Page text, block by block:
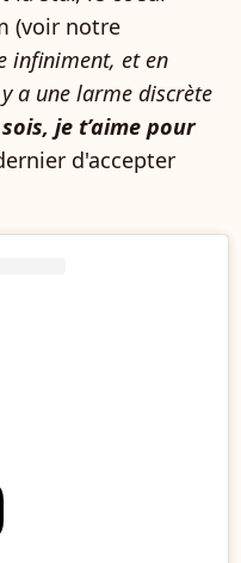
(voir notre
infiniment, et en
a une larme discrète
je t’aime pour
d'accepter